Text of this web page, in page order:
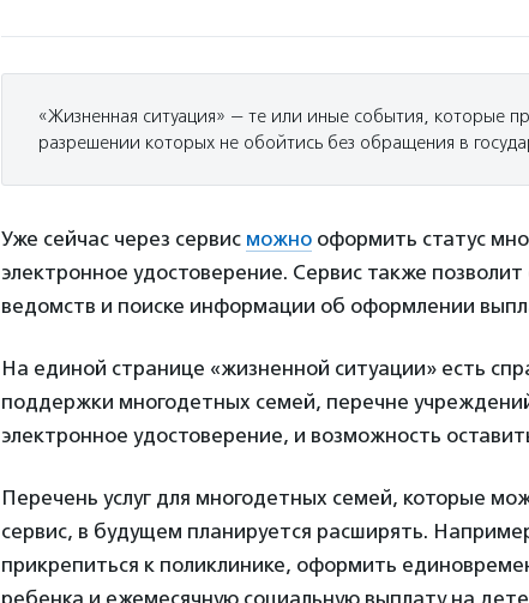
«Жизненная ситуация» — те или иные события, которые
разрешении которых не обойтись без обращения в
Уже сейчас через сервис можно оформить статус
электронное удостоверение. Сервис также
ведомств и поиске информации об оформлении
На единой странице «жизненной ситуации» есть
поддержки многодетных семей, перечне
электронное удостоверение, и возможность
Перечень услуг для многодетных семей, которые
сервис, в будущем планируется расширять.
прикрепиться к поликлинике, оформить
ребенка и ежемесячную социальную выплату на